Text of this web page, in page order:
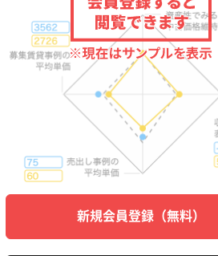
新規会員登録 （無料）